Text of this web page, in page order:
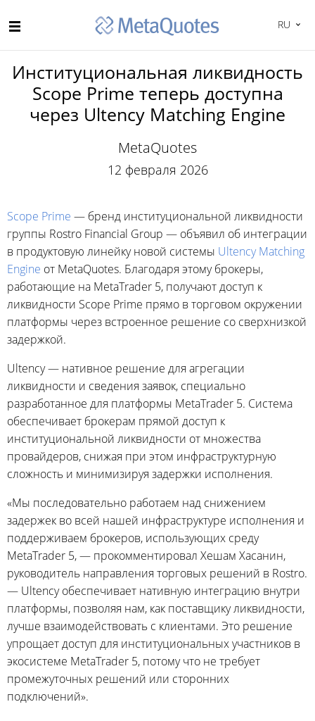
RU
Институциональная ликвидность
Scope Prime теперь доступна
через Ultency Matching Engine
MetaQuotes
12 февраля 2026
Scope Prime — бренд институциональной ликвидности
группы Rostro Financial Group — объявил об интеграции
в продуктовую линейку новой системы Ultency Matching
Engine от MetaQuotes. Благодаря этому брокеры,
работающие на MetaTrader 5, получают доступ к
ликвидности Scope Prime прямо в торговом окружении
платформы через встроенное решение со сверхнизкой
задержкой.
Ultency — нативное решение для агрегации
ликвидности и сведения заявок, специально
разработанное для платформы MetaTrader 5. Система
обеспечивает брокерам прямой доступ к
институциональной ликвидности от множества
провайдеров, снижая при этом инфраструктурную
сложность и минимизируя задержки исполнения.
«Мы последовательно работаем над снижением
задержек во всей нашей инфраструктуре исполнения и
поддерживаем брокеров, использующих среду
MetaTrader 5, — прокомментировал Хешам Хасанин,
руководитель направления торговых решений в Rostro.
— Ultency обеспечивает нативную интеграцию внутри
платформы, позволяя нам, как поставщику ликвидности,
лучше взаимодействовать с клиентами. Это решение
упрощает доступ для институциональных участников в
экосистеме MetaTrader 5, потому что не требует
промежуточных решений или сторонних
подключений».